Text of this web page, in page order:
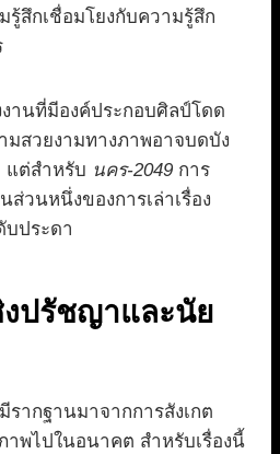
สึกเชื่อมโยงกับความรู้สึก
งานที่มีองค์ประกอบศิลป์โดด
มสวยงามทางภาพอาจบดบัง
แต่สำหรับ นคร-2049 การ
วนหนึ่งของการเล่าเรื่อง
บประดา
งปรัชญาและนัย
ากฐานมาจากการสังเกต
พไปในอนาคต สำหรับเรื่องนี้